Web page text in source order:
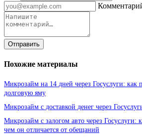
Отправить
Похожие материалы
Микрозайм на 14 дней через Госуслуги: как
долговую яму
Микрозайм с доставкой денег через
Микрозайм с залогом авто через Госуслуги:
чем он отличается от обещаний